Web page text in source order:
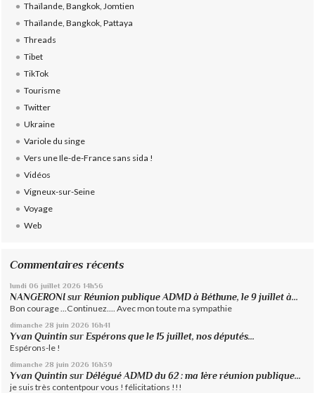
Thaïlande, Bangkok, Jomtien
Thaïlande, Bangkok, Pattaya
Threads
Tibet
TikTok
Tourisme
Twitter
Ukraine
Variole du singe
Vers une Ile-de-France sans sida !
Vidéos
Vigneux-sur-Seine
Voyage
Web
Commentaires récents
lundi 06 juillet 2026 14h56
NANGERONI surRéunion publique ADMD à Béthune, le 9 juillet à...
Bon courage ...Continuez.... Avec mon toute ma sympathie
dimanche 28 juin 2026 16h41
Yvan Quintin surEspérons que le 15 juillet, nos députés...
Espérons-le !
dimanche 28 juin 2026 16h39
Yvan Quintin surDélégué ADMD du 62 : ma 1ère réunion publique...
je suis très contentpour vous ! félicitations !!!